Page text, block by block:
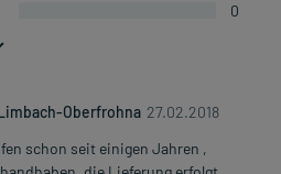
0
Oberfrohna 27.02.2018
schon seit einigen Jahren ,